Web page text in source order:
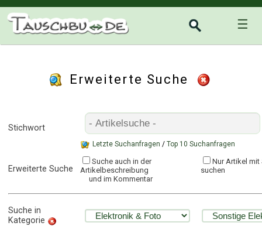
☰
Erweiterte Suche
Stichwort
Letzte Suchanfragen / Top 10 Suchanfragen
Erweiterte Suche
Suche auch in der
Artikelbeschreibung
und im Kommentar
Nur Artikel
suchen
Suche in
Kategorie